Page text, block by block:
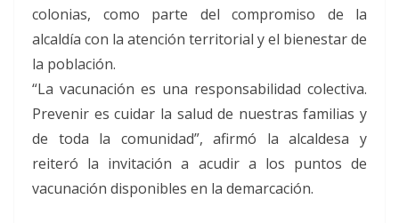
colonias, como parte del compromiso de la
alcaldía con la atención territorial y el bienestar de
la población.
“La vacunación es una responsabilidad colectiva.
Prevenir es cuidar la salud de nuestras familias y
de toda la comunidad”, afirmó la alcaldesa y
reiteró la invitación a acudir a los puntos de
vacunación disponibles en la demarcación.